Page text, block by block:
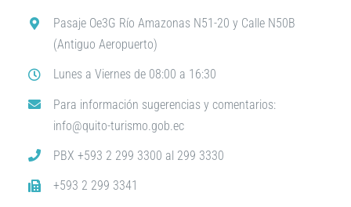
Pasaje Oe3G Río Amazonas N51-20 y Calle N50B
(Antiguo Aeropuerto)
Lunes a Viernes de 08:00 a 16:30
Para información sugerencias y comentarios:
info@quito-turismo.gob.ec
PBX +593 2 299 3300 al 299 3330
+593 2 299 3341